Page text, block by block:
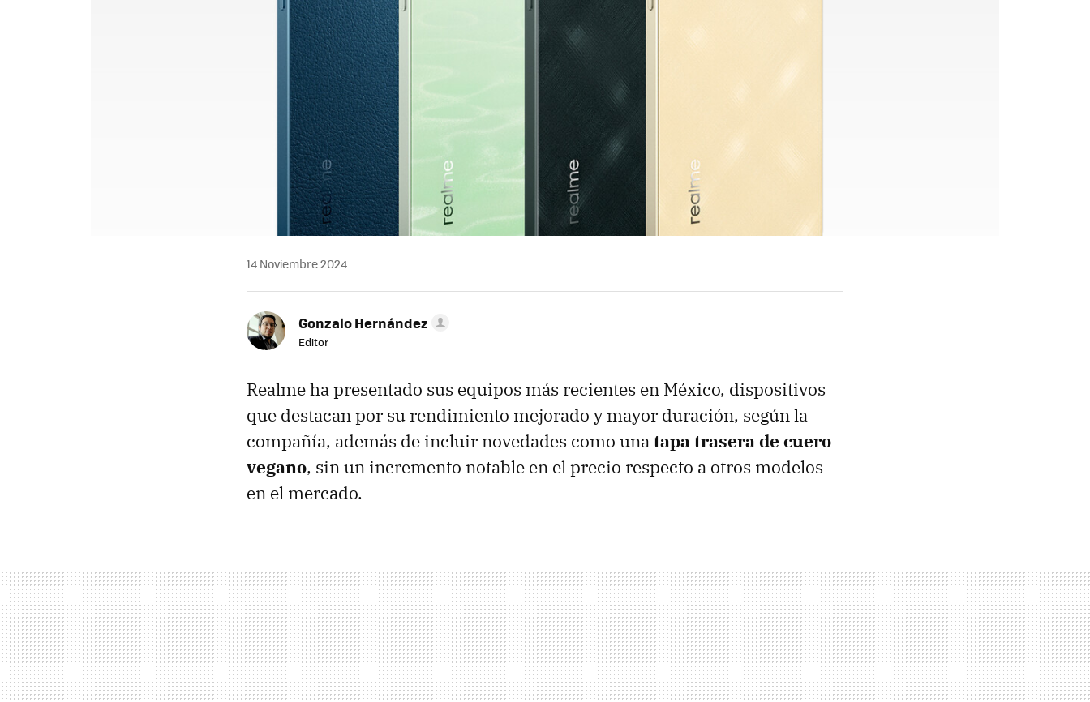
14 Noviembre 2024
Gonzalo Hernández
Editor
Realme ha presentado sus equipos más recientes en México, dispositivos
que destacan por su rendimiento mejorado y mayor duración, según la
compañía, además de incluir novedades como unatapa trasera de cuero
vegano, sin un incremento notable en el precio respecto a otros modelos
en el mercado.